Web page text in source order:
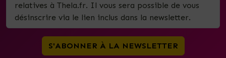
relatives à Thela.fr. Il vous sera possible de vous
désinscrire via le lien inclus dans la newsletter.